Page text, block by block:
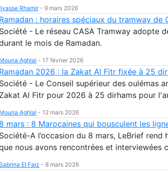
Ilyasse Rhamir- 9 mars 2026
Ramadan : horaires spéciaux du tramway de
Société - Le réseau CASA Tramway adopte
le mois de Ramadan.
Mouna Aghlal - 17 février 2026
Ramadan 2026 : la Zakat Al Fitr fixée à 25
Société - Le Conseil supérieur des oulémas
Zakat Al Fitr pour 2026 à 25 dirhams pour
Mouna Aghlal - 12 mars 2026
8 mars : 8 Marocaines qui bousculent les
Société-A l’occasion du 8 mars, LeBrief rend
nous avons rencontrées et interviewées
El Faiz - 8 mars 2026